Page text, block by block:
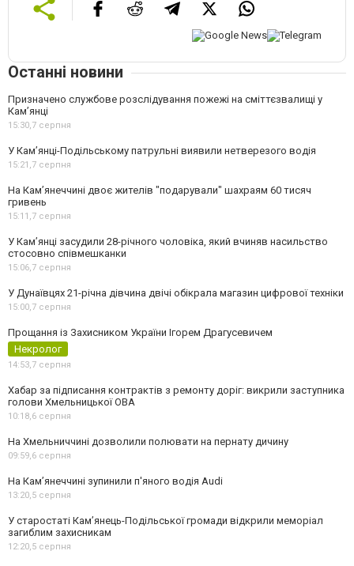
Останні новини
Призначено службове розслідування пожежі на сміттєзвалищі у
Кам’янці
15:30,7 серпня
У Кам’янці-Подільському патрульні виявили нетверезого водія
15:21,7 серпня
На Камʼянеччині двоє жителів "подарували" шахраям 60 тисяч
гривень
15:11,7 серпня
У Камʼянці засудили 28-річного чоловіка, який вчиняв насильство
стосовно співмешканки
15:06,7 серпня
У Дунаївцях 21-річна дівчина двічі обікрала магазин цифрової техніки
15:00,7 серпня
Прощання із Захисником України Ігорем Драгусевичем
Некролог
14:53,7 серпня
Хабар за підписання контрактів з ремонту доріг: викрили заступника
голови Хмельницької ОВА
10:18,6 серпня
На Хмельниччині дозволили полювати на пернату дичину
09:59,6 серпня
На Камʼянеччині зупинили п'яного водія Audi
13:20,5 серпня
У старостаті Кам’янець-Подільської громади відкрили меморіал
загиблим захисникам
12:20,5 серпня